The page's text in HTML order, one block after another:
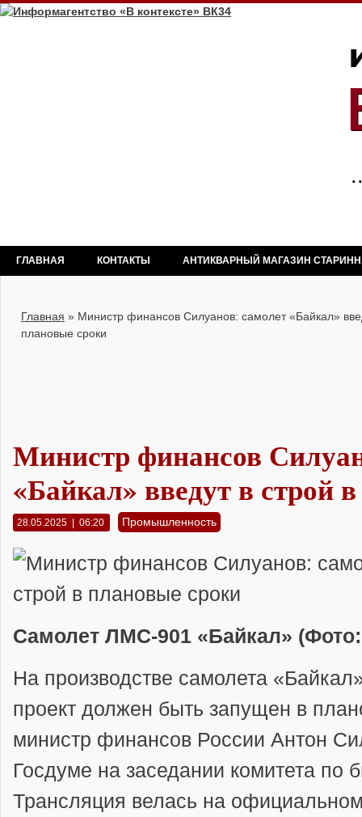
ГЛАВНАЯ КОНТАКТЫ АНТИКВАРНЫЙ МАГАЗИН
Главная » Министр финансов Силуанов: самолет «Байкал»
плановые сроки
Министр финансов
«Байкал» введут в строй
28.05.2025 | 06:20 Промышленность
Самолет ЛМС-901 «Байкал»
На производстве самолета
проект должен быть запущен в
министр финансов России Антон
Госдуме на заседании комитета по
Трансляция велась на